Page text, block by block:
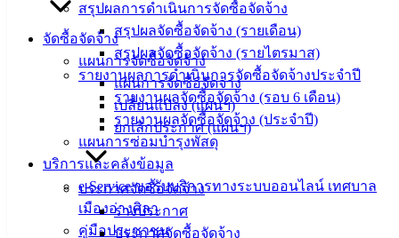
สรุปผลการดำเนินการจัดซื้อจัดจ้าง
สรุปผลจัดซื้อจัดจ้าง (รายเดือน)
สรุปผลจัดซื้อจัดจ้าง (รายไตรมาส)
รายงานผลการดำเนินการจัดซื้อจัดจ้างประจำปี
รายงานผลจัดซื้อจัดจ้าง (รอบ 6 เดือน)
รายงานผลจัดซื้อจัดจ้าง (ประจำปี)
แผนการซ่อมบำรุงพัสดุ
บริการและคลังข้อมูล
e-Service ขอรับบริการทางระบบออนไลน์ เทศบาล
เมืองอ่างศิลา
คู่มือประชาชน
จัดซื้อจัดจ้าง
แผนการจัดซื้อจัดจ้าง
แผนการจัดซื้อจัดจ้าง
เปลี่ยนแปลง (แผนฯ)
ยกเลิกประกาศ (แผนฯ)
ประกาศจัดซื้อจัดจ้าง
ร่างประกาศ
ประกาศจัดซื้อจัดจ้าง
ประชาชน
ดาวน์โหลด
แบบ
คู่มือ
สำหรับ
ประชาชน/
คู่มือการ